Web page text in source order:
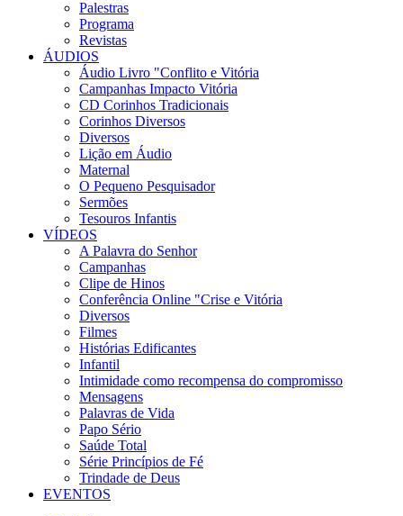
Palestras
Programa
Revistas
ÁUDIOS
Áudio Livro "Conflito e Vitória
Campanhas Impacto Vitória
CD Corinhos Tradicionais
Corinhos Diversos
Diversos
Lição em Áudio
Maternal
O Pequeno Pesquisador
Sermões
Tesouros Infantis
VÍDEOS
A Palavra do Senhor
Campanhas
Clipe de Hinos
Conferência Online "Crise e Vitória
Diversos
Filmes
Histórias Edificantes
Infantil
Intimidade como recompensa do compromisso
Mensagens
Palavras de Vida
Papo Sério
Saúde Total
Série Princípios de Fé
Trindade de Deus
EVENTOS